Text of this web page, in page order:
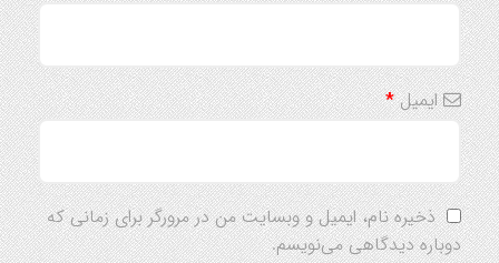
ایمیل*
ذخیره نام، ایمیل و وبسایت من در مرورگر برای زمانی که
دوباره دیدگاهی می‌نویسم.